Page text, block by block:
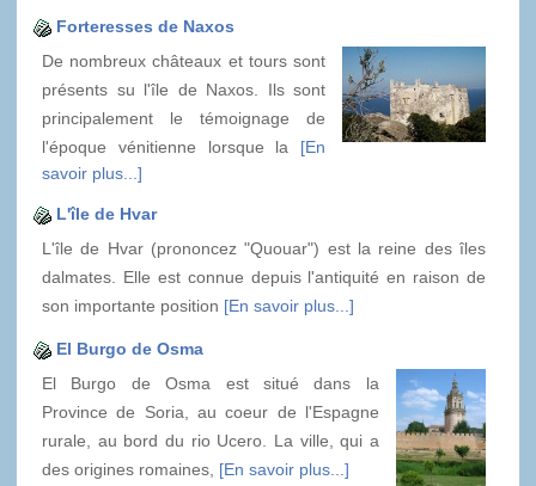
Forteresses de Naxos
De nombreux châteaux et tours sont
présents su l'île de Naxos. Ils sont
principalement le témoignage de
l'époque vénitienne lorsque la [En
savoir plus...]
L'île de Hvar
L'île de Hvar (prononcez "Quouar") est la reine des îles
dalmates. Elle est connue depuis l'antiquité en raison de
son importante position [En savoir plus...]
El Burgo de Osma
El Burgo de Osma est situé dans la
Province de Soria, au coeur de l'Espagne
rurale, au bord du rio Ucero. La ville, qui a
des origines romaines, [En savoir plus...]